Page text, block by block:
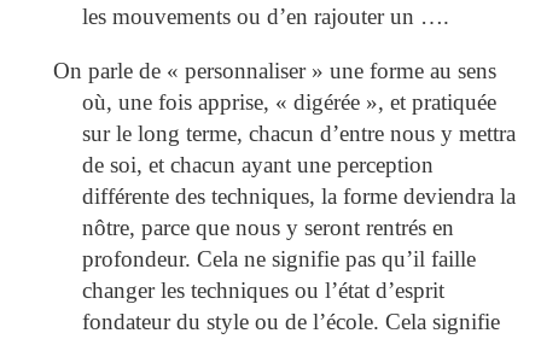
les mouvements ou d’en rajouter un ….
On parle de « personnaliser » une forme au sens
où, une fois apprise, « digérée », et pratiquée
sur le long terme, chacun d’entre nous y mettra
de soi, et chacun ayant une perception
différente des techniques, la forme deviendra la
nôtre, parce que nous y seront rentrés en
profondeur. Cela ne signifie pas qu’il faille
changer les techniques ou l’état d’esprit
fondateur du style ou de l’école. Cela signifie